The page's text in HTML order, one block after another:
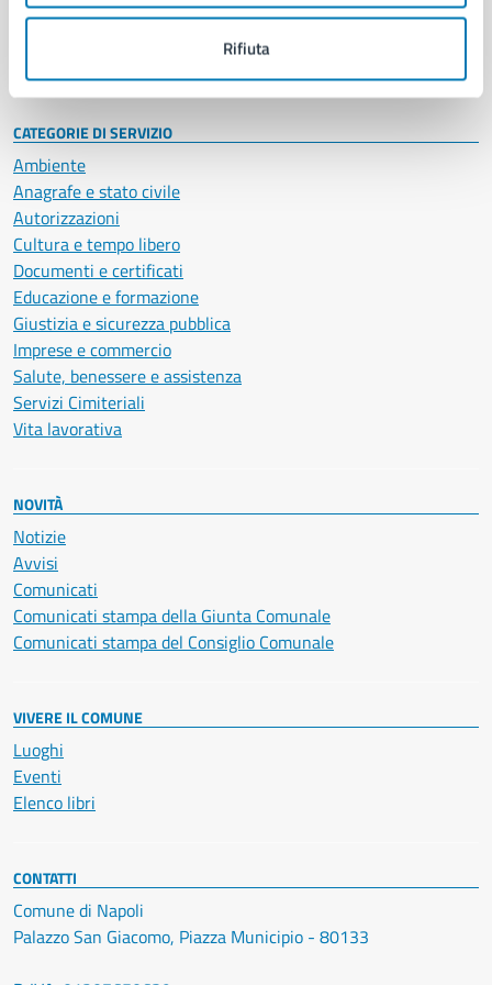
Rifiuta
Intranet, posta aziendale e protocollo
CATEGORIE DI SERVIZIO
Ambiente
Anagrafe e stato civile
Autorizzazioni
Cultura e tempo libero
Documenti e certificati
Educazione e formazione
Giustizia e sicurezza pubblica
Imprese e commercio
Salute, benessere e assistenza
Servizi Cimiteriali
Vita lavorativa
NOVITÀ
Notizie
Avvisi
Comunicati
Comunicati stampa della Giunta Comunale
Comunicati stampa del Consiglio Comunale
VIVERE IL COMUNE
Luoghi
Eventi
Elenco libri
CONTATTI
Comune di Napoli
Palazzo San Giacomo, Piazza Municipio - 80133